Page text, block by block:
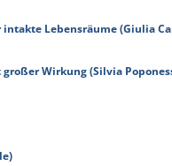
intakte Lebensräume (Giulia
großer Wirkung (Silvia